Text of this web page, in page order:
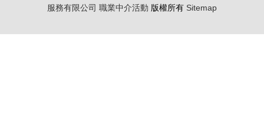
服務有限公司 職業中介活動 版權所有 Sitemap